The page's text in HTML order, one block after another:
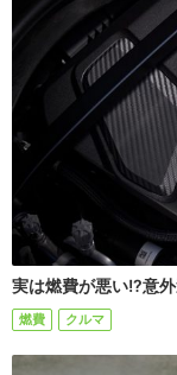
実は燃費が悪い!?意
燃費 クルマ